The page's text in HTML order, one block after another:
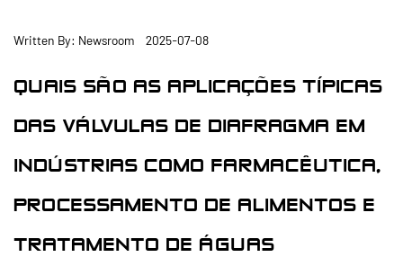
Written By: Newsroom 2025-07-08
QUAIS SÃO AS APLICAÇÕES TÍPICAS
DAS VÁLVULAS DE DIAFRAGMA EM
INDÚSTRIAS COMO FARMACÊUTICA,
PROCESSAMENTO DE ALIMENTOS E
TRATAMENTO DE ÁGUAS